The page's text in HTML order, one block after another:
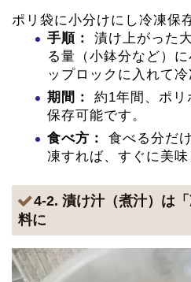
ポリ袋に小分けにし冷凍保
手順：
漬け上がった
る量（小鉢分など）
ップロックに入れて
期間：
約1年間、ポリ
保存可能です。
食べ方：
食べる分だ
凍すれば、すぐに美味
4-2. 漬け汁（煮汁）は
料に